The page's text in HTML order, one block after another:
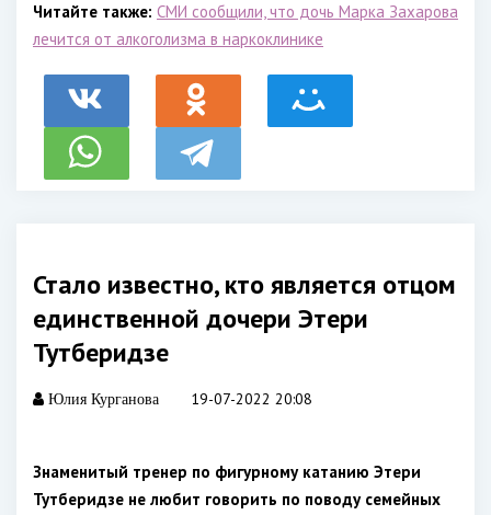
Читайте также: СМИ сообщили, что дочь Марка Захарова
лечится от алкоголизма в наркоклинике
Стало известно, кто является отцом
единственной дочери Этери
Тутберидзе
Юлия Курганова 19-07-2022 20:08
Знаменитый тренер по фигурному катанию Этери
Тутберидзе не любит говорить по поводу семейных